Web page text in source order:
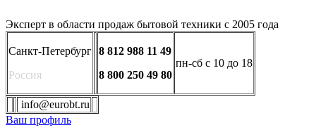
Эксперт в области продаж бытовой техники с 2005 года
Санкт-Петербург
Россия
8 812 988 11 49
8 800 250 49 80
пн-сб с 10 до 18
info@eurobt.ru
Ваш профиль